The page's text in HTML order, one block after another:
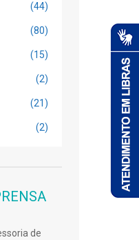
(44)
(80)
(15)
(2)
(21)
(2)
de